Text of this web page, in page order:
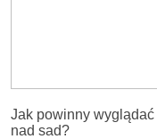
Jak powinny
nad sad?